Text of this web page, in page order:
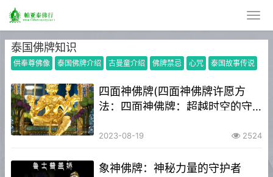
泰国佛牌知识
供奉尊佛像 泰国佛牌介绍 古曼童介绍 佛牌禁忌 心咒 泰国故事传说
四面神佛牌(四面神佛牌许愿方
法：四面神佛牌：超越时空的守
2023-08-19 2524
象神佛牌：神秘力量的守护者